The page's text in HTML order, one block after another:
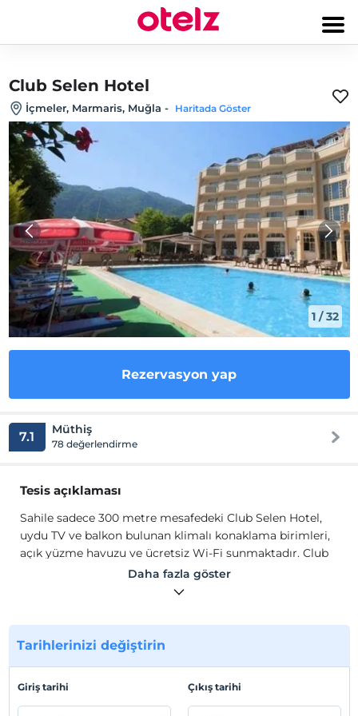
Club Selen Hotel
İçmeler, Marmaris, Muğla - Haritada Göster
1 /32
Rezervasyon yap
7.1 Müthiş
78 değerlendirme
Tesis açıklaması
Sahile sadece 300 metre mesafedeki Club Selen Hotel,
uydu TV ve balkon bulunan klimalı konaklama birimleri,
açık yüzme havuzu ve ücretsiz Wi-Fi sunmaktadır. Club
Selen Hotel'in odaları sade mobilyalarla döşenmiştir.
Tesisin tüm odalarında saç kurutma makineli özel banyo
Havuz alanı güneşlenmek ve dinlenmek için idealdir.
Resepsiyon 7 gün 24 saat hizmet vermektedir. Tesiste
bulunmaktadır.
Daha fazla göster
Tarihlerinizi değiştirin
Giriş tarihi Çıkış tarihi